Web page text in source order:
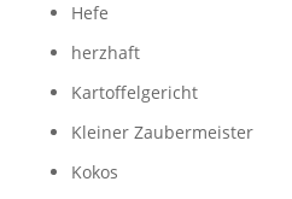
Hefe
herzhaft
Kartoffelgericht
Kleiner Zaubermeister
Kokos